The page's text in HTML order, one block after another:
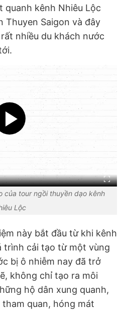
quanh kênh Nhiêu Lộc
Thuyen Saigon và đây
nhiều du khách nước
của tour ngồi thuyền dạo kênh
Lộc
này bắt đầu từ khi kênh
trình cải tạo từ một vùng
bị ô nhiễm nay đã trở
không chỉ tạo ra môi
hộ dân xung quanh,
quan, hóng mát